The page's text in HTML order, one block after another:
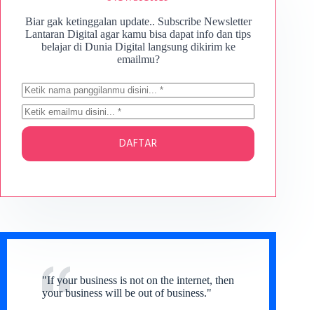
Biar gak ketinggalan update.. Subscribe Newsletter
Lantaran Digital agar kamu bisa dapat info dan tips
belajar di Dunia Digital langsung dikirim ke
emailmu?
DAFTAR
"If your business is not on the internet, then
your business will be out of business."